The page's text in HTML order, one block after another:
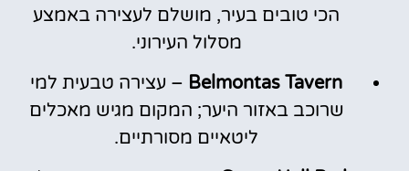
הכי טובים בעיר, מושלם לעצירה באמצע
מסלול העירוני.
Belmontas Tavern – עצירה טבעית למי
שרוכב באזור היער; המקום מגיש מאכלים
ליטאיים מסורתיים.